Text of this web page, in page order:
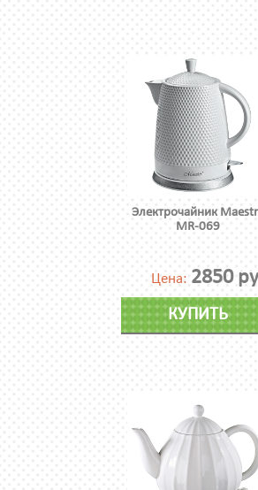
Электрочайник
MR-069
Цена: 2850
КУПИТЬ